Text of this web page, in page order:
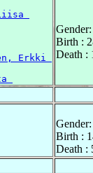
Erkki
Birth :
Death :
Birth :
Death :